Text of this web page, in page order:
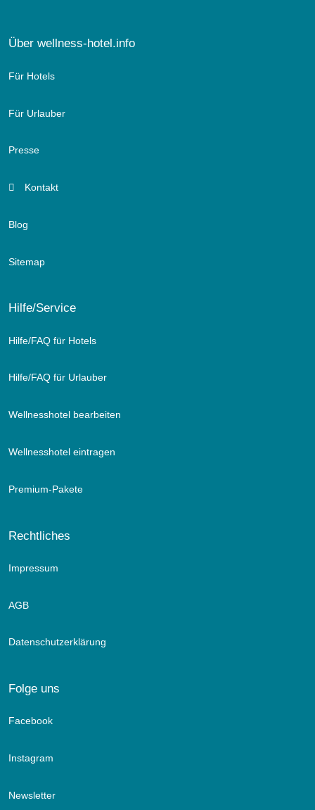
Über wellness-hotel.info
Für Hotels
Für Urlauber
Presse
Kontakt
Blog
Sitemap
Hilfe/Service
Hilfe/FAQ für Hotels
Hilfe/FAQ für Urlauber
Wellnesshotel bearbeiten
Wellnesshotel eintragen
Premium-Pakete
Rechtliches
Impressum
AGB
Datenschutzerklärung
Folge uns
Facebook
Instagram
Newsletter